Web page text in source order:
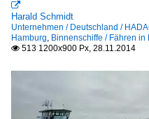

Harald Schmidt
Unternehmen / Deutschland /
Hamburg, Binnenschiffe / Fähren
 513 1200x900 Px, 28.11.2014